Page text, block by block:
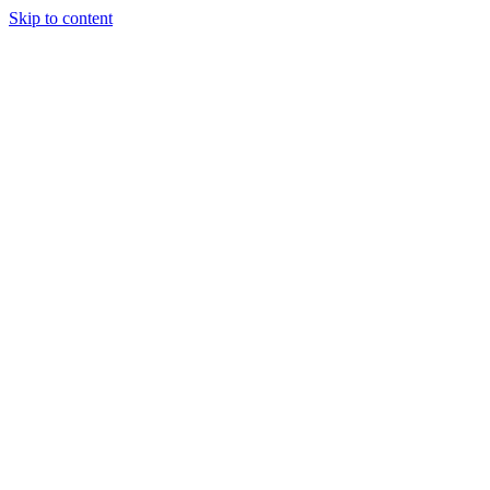
Skip to content